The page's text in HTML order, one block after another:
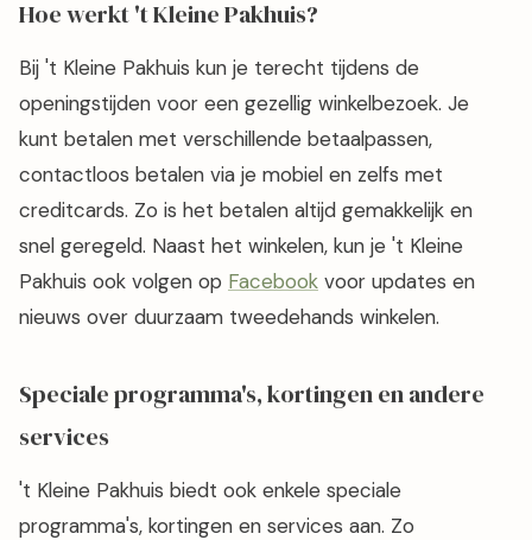
Hoe werkt 't Kleine Pakhuis?
Bij 't Kleine Pakhuis kun je terecht tijdens de
openingstijden voor een gezellig winkelbezoek. Je
kunt betalen met verschillende betaalpassen,
contactloos betalen via je mobiel en zelfs met
creditcards. Zo is het betalen altijd gemakkelijk en
snel geregeld. Naast het winkelen, kun je 't Kleine
Pakhuis ook volgen op Facebook voor updates en
nieuws over duurzaam tweedehands winkelen.
Speciale programma's, kortingen en andere
services
't Kleine Pakhuis biedt ook enkele speciale
programma's, kortingen en services aan. Zo